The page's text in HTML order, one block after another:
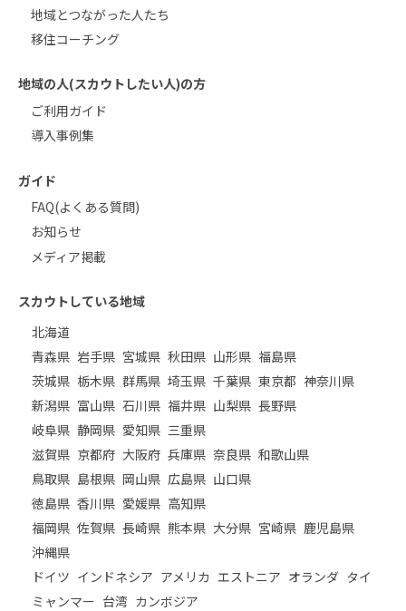
地域とつながった人たち
移住コーチング
地域の人(スカウトしたい人)の方
ご利用ガイド
導入事例集
ガイド
FAQ(よくある質問)
お知らせ
メディア掲載
スカウトしている地域
北海道
青森県 岩手県 宮城県 秋田県 山形県 福島県
茨城県 栃木県 群馬県 埼玉県 千葉県 東京都 神奈川県
新潟県 富山県 石川県 福井県 山梨県 長野県
岐阜県 静岡県 愛知県 三重県
滋賀県 京都府 大阪府 兵庫県 奈良県 和歌山県
鳥取県 島根県 岡山県 広島県 山口県
徳島県 香川県 愛媛県 高知県
福岡県 佐賀県 長崎県 熊本県 大分県 宮崎県 鹿児島県
沖縄県
ドイツ インドネシア アメリカ エストニア オランダ タイ
ミャンマー 台湾 カンボジア